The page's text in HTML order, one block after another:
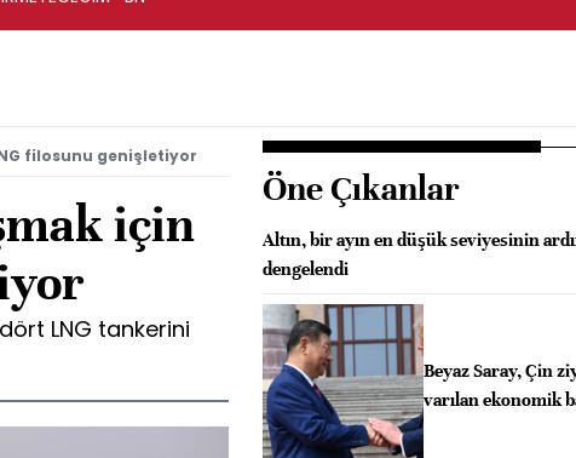
filosunu genişletiyor
için
LNG tankerini
Öne Çıkanlar
Altın, bir ayın en düşük seviyesinin
dengelendi
Beyaz Saray, Çin
varılan ekonomik